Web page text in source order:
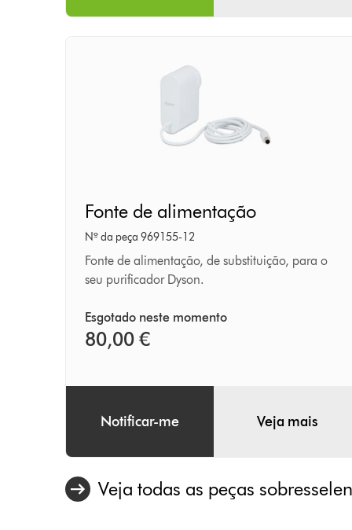
de
alimentação
Fonte de alimentação
Nº da peça 969155-12
Fonte de alimentação, de substituição, para o
seu purificador Dyson.
Esgotado neste momento
80,00 €
Notificar-me Veja mais
Veja todas as peças